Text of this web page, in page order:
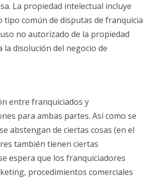
La propiedad intelectual incluye
tipo común de disputas de franquicia
no autorizado de la propiedad
disolución del negocio de
entre franquiciados y
para ambas partes. Así como se
abstengan de ciertas cosas (en el
también tienen ciertas
espera que los franquiciadores
procedimientos comerciales